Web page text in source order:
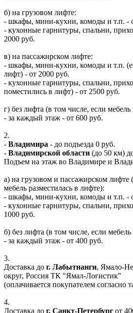
б) на грузовом лифте:
- шкафы, мини-кухни, комоды и т.п. -
- кухонные гарнитуры, спальни,
2000 руб.
в) на пассажирском лифте:
- шкафы, мини-кухни, комоды и т.п.
лифт) - от 2000 руб.
- кухонные гарнитуры, спальни,
поместились в лифт) - от 2500 руб.
г) без лифта (в том числе, если
- за каждый этаж - от 600 руб.
2.
- Владимира - до подъезда 0 руб.
- Владимирской области (до 50 км)
Подъем на этаж во Владимире и
а) на грузовом и пассажирском лифте
мебель разместилась в лифте):
- шкафы, мини-кухни, комоды и т.п. -
- кухонные гарнитуры, спальни,
1000 руб.
б) без лифта (в том числе, если
- за каждый этаж - от 400 руб.
3.
Доставка до г. Лабытнанги, Ямало-
округ, Россия ТК "Ямал-Логистик"
(оплачивается покупателем согласно
4.
Доставка до г. Санкт-Петербург от